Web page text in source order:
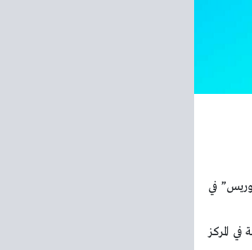
في
المركز الحادي عشر ، بينما تجمد رصيد بروسيا دورتموند عند ١٣ نقطة في المركز